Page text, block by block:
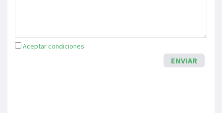
Aceptar condiciones
ENVIAR